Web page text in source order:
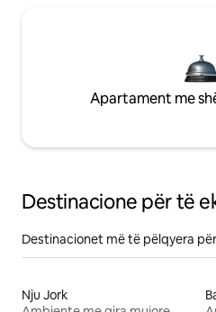
Apartament me
Destinacione për të
Destinacionet më të pëlqyera
Nju Jork